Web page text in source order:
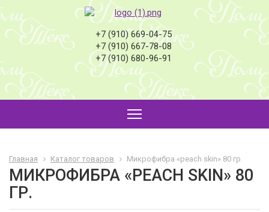
+7 (910) 669-04-75
+7 (910) 667-78-08
+7 (910) 680-96-91
Главная Каталог товаров Микрофибра «peach skin» 80 гр.
МИКРОФИБРА «PEACH SKIN» 80
ГР.